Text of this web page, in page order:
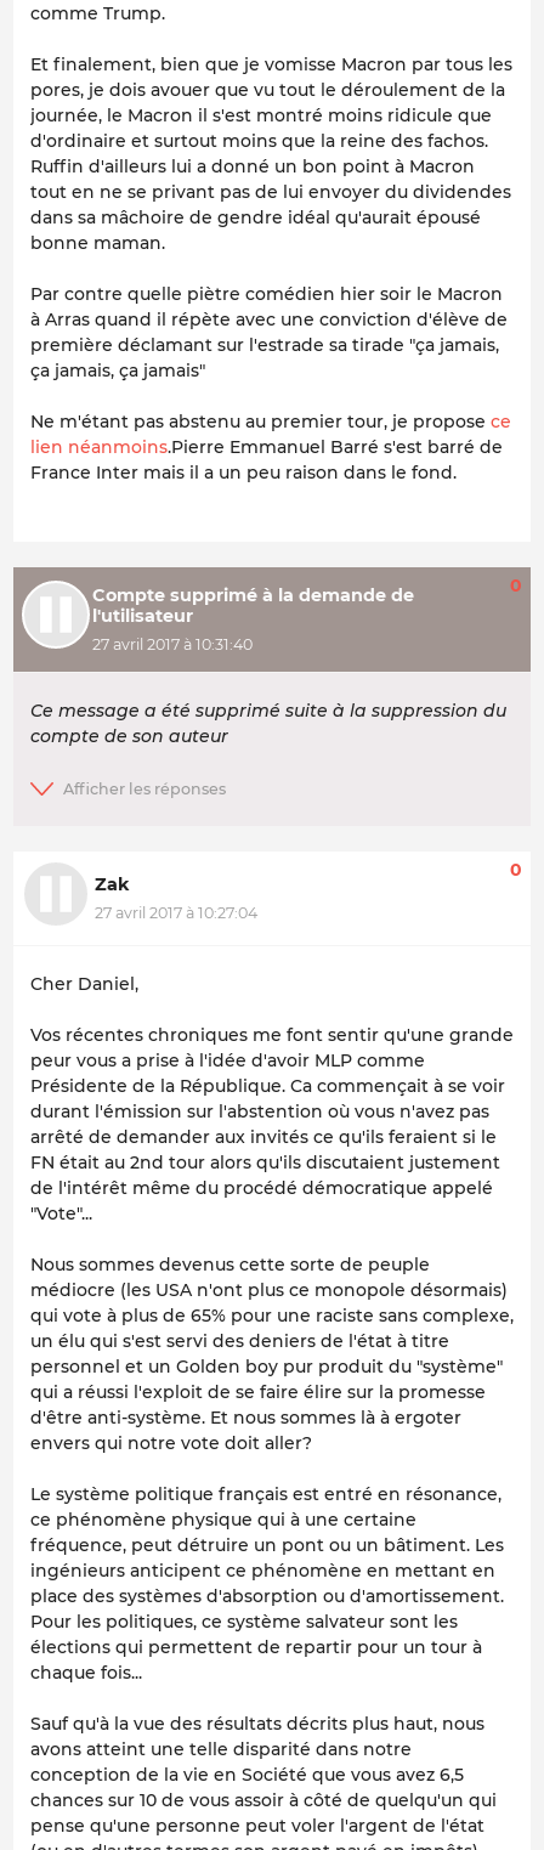
comme Trump.
Et finalement, bien que je vomisse Macron par tous les
pores, je dois avouer que vu tout le déroulement de la
journée, le Macron il s'est montré moins ridicule que
d'ordinaire et surtout moins que la reine des fachos.
Ruffin d'ailleurs lui a donné un bon point à Macron
tout en ne se privant pas de lui envoyer du dividendes
dans sa mâchoire de gendre idéal qu'aurait épousé
bonne maman.
Par contre quelle piètre comédien hier soir le Macron
à Arras quand il répète avec une conviction d'élève de
première déclamant sur l'estrade sa tirade "ça jamais,
ça jamais, ça jamais"
Ne m'étant pas abstenu au premier tour, je propose ce
lien néanmoins.Pierre Emmanuel Barré s'est barré de
France Inter mais il a un peu raison dans le fond.
Compte supprimé à la demande de
l'utilisateur
27 avril 2017 à 10:31:40
0
Ce message a été supprimé suite à la suppression du
compte de son auteur
Zak
27 avril 2017 à 10:27:04
0
Cher Daniel,
Vos récentes chroniques me font sentir qu'une grande
peur vous a prise à l'idée d'avoir MLP comme
Présidente de la République. Ca commençait à se voir
durant l'émission sur l'abstention où vous n'avez pas
arrêté de demander aux invités ce qu'ils feraient si le
FN était au 2nd tour alors qu'ils discutaient justement
de l'intérêt même du procédé démocratique appelé
"Vote"...
Nous sommes devenus cette sorte de peuple
médiocre (les USA n'ont plus ce monopole désormais)
qui vote à plus de 65% pour une raciste sans complexe,
un élu qui s'est servi des deniers de l'état à titre
personnel et un Golden boy pur produit du "système"
qui a réussi l'exploit de se faire élire sur la promesse
d'être anti-système. Et nous sommes là à ergoter
envers qui notre vote doit aller?
Le système politique français est entré en résonance,
ce phénomène physique qui à une certaine
fréquence, peut détruire un pont ou un bâtiment. Les
ingénieurs anticipent ce phénomène en mettant en
place des systèmes d'absorption ou d'amortissement.
Pour les politiques, ce système salvateur sont les
élections qui permettent de repartir pour un tour à
chaque fois...
Sauf qu'à la vue des résultats décrits plus haut, nous
avons atteint une telle disparité dans notre
conception de la vie en Société que vous avez 6,5
chances sur 10 de vous assoir à côté de quelqu'un qui
pense qu'une personne peut voler l'argent de l'état